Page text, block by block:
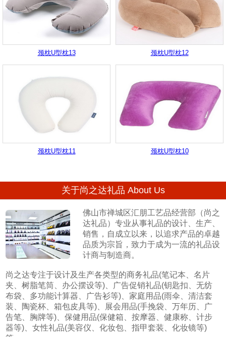
颈枕U型枕13 颈枕U型枕12
颈枕U型枕11 颈枕U型枕10
关于尚之达礼品 About Us
佛山市禅城区汇朋工艺品经营部（尚之
达礼品）专业从事礼品的设计、生产、
销售，自成立以来，以追求产品的卓越
品质为宗旨，致力于成为一流的礼品设
计商与制造商。
尚之达专注于设计及生产各类型的商务礼品(笔记本、名片
夹、树脂笔筒、办公摆设等)、广告促销礼品(钥匙扣、无纺
布袋、多功能计算器、广告衫等)、家庭用品(雨伞、清洁套
装、陶瓷杯、箱包皮具等)、展会用品(手挽袋、万年历、广
告笔、胸牌等)、保健用品(保健箱、按摩器、健康称、计步
器等)、女性礼品(美容仪、化妆包、指甲套装、化妆镜等)